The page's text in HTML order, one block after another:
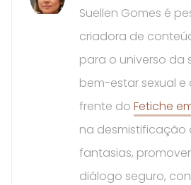
Suellen Gomes é
criadora de
para o universo da
bem-estar sexual e
frente do Fetiche
na desmistificação
fantasias,
diálogo seguro,